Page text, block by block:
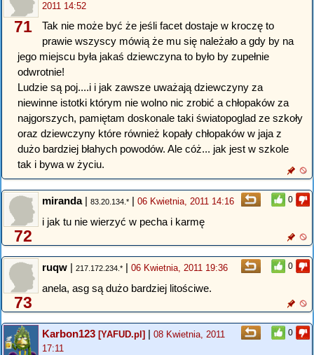
71
2011 14:52
Tak nie może być że jeśli facet dostaje w kroczę to
prawie wszyscy mówią że mu się należało a gdy by na
jego miejscu była jakaś dziewczyna to było by zupełnie
odwrotnie!
Ludzie są poj....i i jak zawsze uważają dziewczyny za
niewinne istotki którym nie wolno nic zrobić a chłopaków za
najgorszych, pamiętam doskonale taki światopoglad ze szkoły
oraz dziewczyny które również kopały chłopaków w jaja z
dużo bardziej błahych powodów. Ale cóż... jak jest w szkole
tak i bywa w życiu.
0
72
miranda| 83.20.134.* | 06 Kwietnia, 2011 14:16
i jak tu nie wierzyć w pecha i karmę
0
73
ruqw | 217.172.234.* | 06 Kwietnia, 2011 19:36
anela, asg są dużo bardziej litościwe.
0
Karbon123 [YAFUD.pl] | 08 Kwietnia, 2011
17:11